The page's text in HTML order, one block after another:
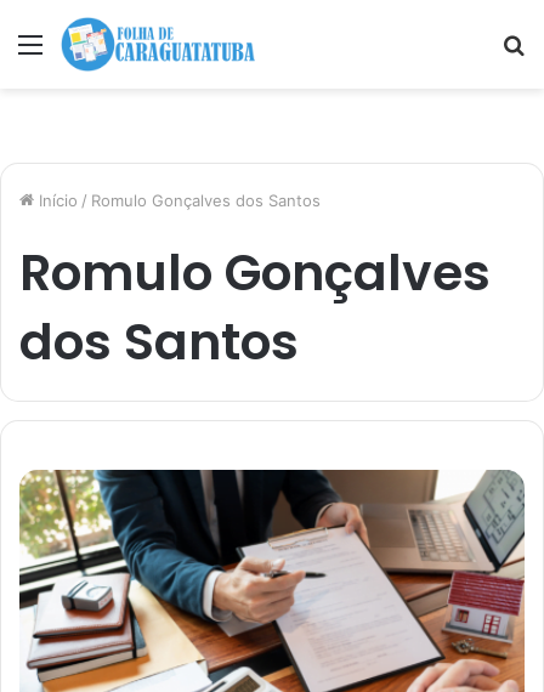
Menu
Início / Romulo Gonçalves dos Santos
Romulo Gonçalves
dos Santos